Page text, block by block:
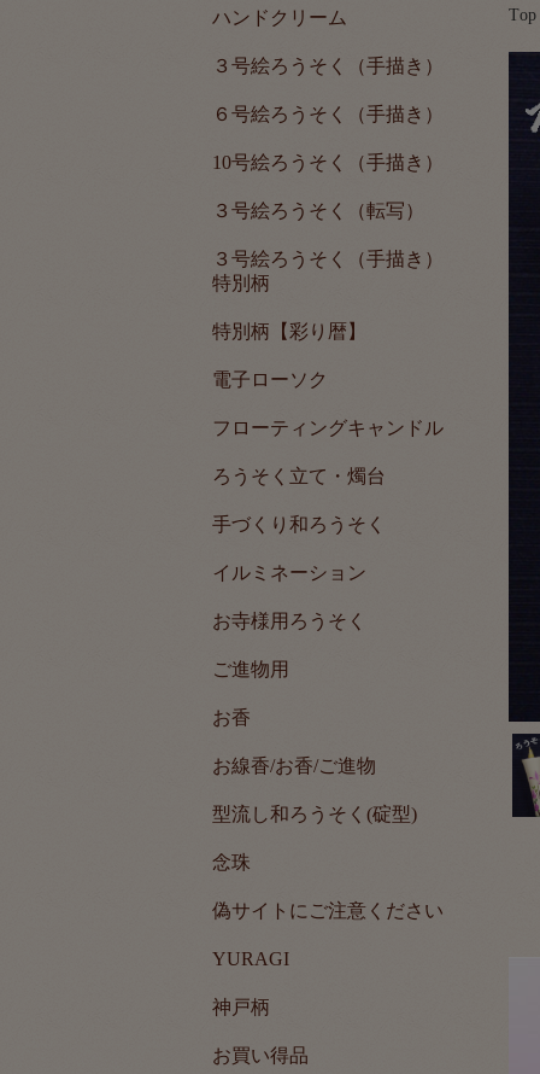
Top
ハンドクリーム
３号絵ろうそく（手描き）
６号絵ろうそく（手描き）
10号絵ろうそく（手描き）
３号絵ろうそく（転写）
３号絵ろうそく（手描き）
特別柄
特別柄【彩り暦】
電子ローソク
フローティングキャンドル
ろうそく立て・燭台
手づくり和ろうそく
イルミネーション
お寺様用ろうそく
ご進物用
お香
お線香/お香/ご進物
型流し和ろうそく(碇型)
念珠
偽サイトにご注意ください
YURAGI
神戸柄
お買い得品